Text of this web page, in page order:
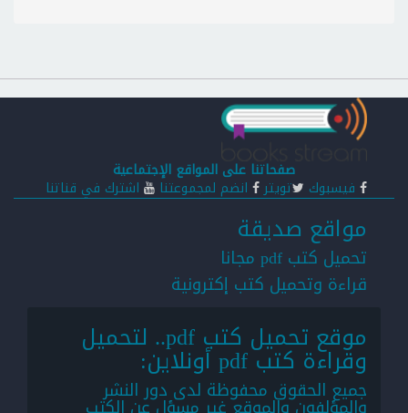
صفحاتنا على المواقع الإجتماعية
فيسبوك تويتر انضم لمجموعتنا اشترك في قناتنا
مواقع صديقة
تحميل كتب pdf مجانا
قراءة وتحميل كتب إكترونية
موقع تحميل كتب pdf.. لتحميل
وقراءة كتب pdf أونلاين:
جميع الحقوق محفوظة لدى دور النشر